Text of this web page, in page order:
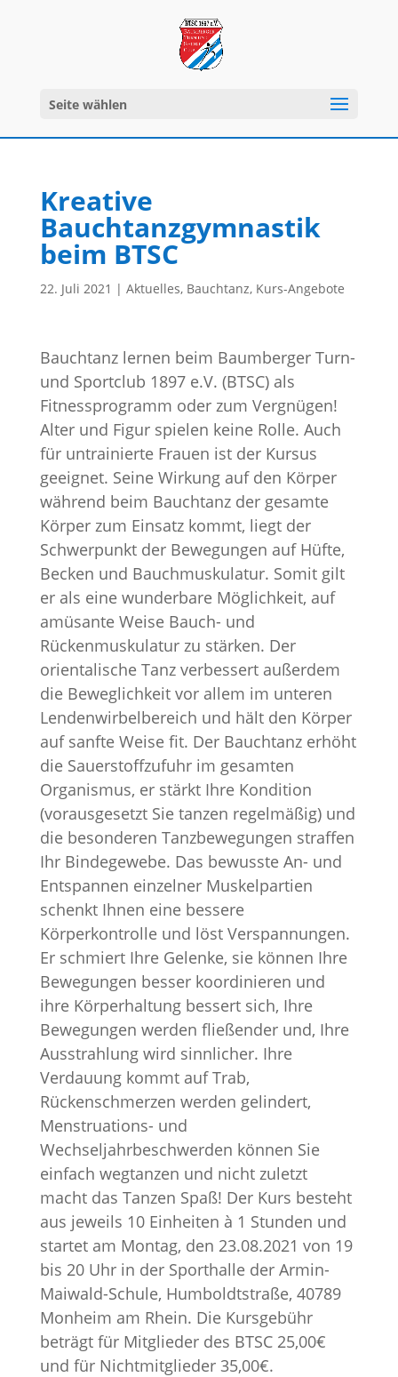
Seite wählen
Kreative
Bauchtanzgymnastik
beim BTSC
22. Juli 2021 | Aktuelles, Bauchtanz, Kurs-Angebote
Bauchtanz lernen beim Baumberger Turn-
und Sportclub 1897 e.V. (BTSC) als
Fitnessprogramm oder zum Vergnügen!
Alter und Figur spielen keine Rolle. Auch
für untrainierte Frauen ist der Kursus
geeignet. Seine Wirkung auf den Körper
während beim Bauchtanz der gesamte
Körper zum Einsatz kommt, liegt der
Schwerpunkt der Bewegungen auf Hüfte,
Becken und Bauchmuskulatur. Somit gilt
er als eine wunderbare Möglichkeit, auf
amüsante Weise Bauch- und
Rückenmuskulatur zu stärken. Der
orientalische Tanz verbessert außerdem
die Beweglichkeit vor allem im unteren
Lendenwirbelbereich und hält den Körper
auf sanfte Weise fit. Der Bauchtanz erhöht
die Sauerstoffzufuhr im gesamten
Organismus, er stärkt Ihre Kondition
(vorausgesetzt Sie tanzen regelmäßig) und
die besonderen Tanzbewegungen straffen
Ihr Bindegewebe. Das bewusste An- und
Entspannen einzelner Muskelpartien
schenkt Ihnen eine bessere
Körperkontrolle und löst Verspannungen.
Er schmiert Ihre Gelenke, sie können Ihre
Bewegungen besser koordinieren und
ihre Körperhaltung bessert sich, Ihre
Bewegungen werden fließender und, Ihre
Ausstrahlung wird sinnlicher. Ihre
Verdauung kommt auf Trab,
Rückenschmerzen werden gelindert,
Menstruations- und
Wechseljahrbeschwerden können Sie
einfach wegtanzen und nicht zuletzt
macht das Tanzen Spaß! Der Kurs besteht
aus jeweils 10 Einheiten à 1 Stunden und
startet am Montag, den 23.08.2021 von 19
bis 20 Uhr in der Sporthalle der Armin-
Maiwald-Schule, Humboldtstraße, 40789
Monheim am Rhein. Die Kursgebühr
beträgt für Mitglieder des BTSC 25,00€
und für Nichtmitglieder 35,00€.